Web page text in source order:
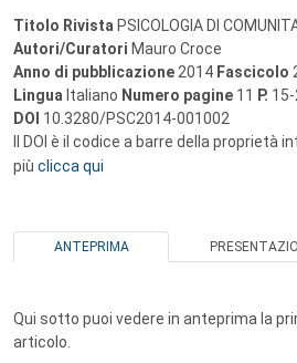
Titolo Rivista PSICOLOGIA DI
Autori/Curatori Mauro Croce
Anno di pubblicazione 2014 Fascicolo
Lingua Italiano Numero pagine 11 P.
DOI 10.3280/PSC2014-001002
Il DOI è il codice a barre della proprietà
più clicca qui
ANTEPRIMA
Qui sotto puoi vedere in anteprima la
articolo.